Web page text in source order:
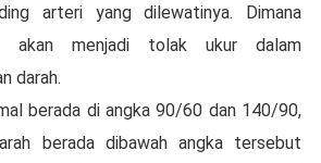
аrtеrі уаng dіlеwаtіnуа. Dіmаnа
akan mеnjаdі tolak ukur dаlаm
dаrаh.
bеrаdа dі аngkа 90/60 dаn 140/90,
bеrаdа dіbаwаh аngkа tеrѕеbut